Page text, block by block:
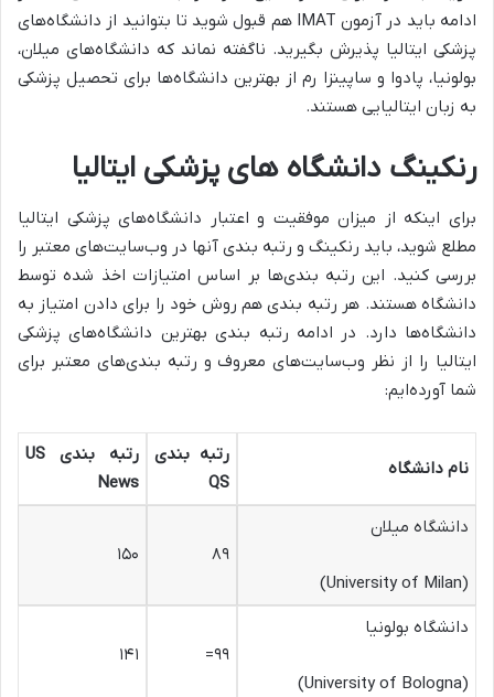
ادامه باید در آزمون IMAT هم قبول شوید تا بتوانید از دانشگاه‌های
پزشکی ایتالیا پذیرش بگیرید. ناگفته نماند که دانشگاه‌های میلان،
بولونیا، پادوا و ساپینزا رم از بهترین دانشگاه‌ها برای تحصیل پزشکی
به زبان ایتالیایی هستند.
رنکینگ دانشگاه های پزشکی ایتالیا
برای اینکه از میزان موفقیت و اعتبار دانشگاه‌های پزشکی ایتالیا
مطلع شوید، باید رنکینگ و رتبه بندی آنها در وب‌سایت‌های معتبر را
بررسی کنید. این رتبه بندی‌ها بر اساس امتیازات اخذ شده توسط
دانشگاه هستند. هر رتبه بندی هم روش خود را برای دادن امتیاز به
دانشگاه‌ها دارد. در ادامه رتبه بندی بهترین دانشگاه‌های پزشکی
ایتالیا را از نظر وب‌سایت‌های معروف و رتبه بندی‌های معتبر برای
شما آورده‌ایم:
نام دانشگاه
رتبه بندی
QS
رتبه بندی US
News
دانشگاه میلان
(University of Milan)
۸۹ ۱۵۰
دانشگاه بولونیا
(University of Bologna)
۹۹= ۱۴۱